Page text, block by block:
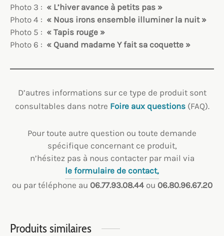
Photo 3 : « L’hiver avance à petits pas »
Photo 4 : « Nous irons ensemble illuminer la nuit »
Photo 5 : « Tapis rouge »
Photo 6 : « Quand madame Y fait sa coquette »
D’autres informations sur ce type de produit sont
consultables dans notre Foire aux questions(FAQ).
Pour toute autre question ou toute demande
spécifique concernant ce produit,
n’hésitez pas à nous contacter par mail via
le formulaire de contact,
ou par téléphone au 06.77.93.08.44 ou 06.80.96.67.20
Produits similaires